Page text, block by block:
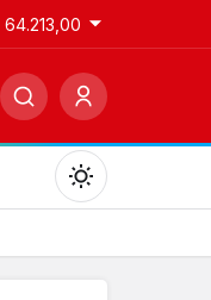
64.213,00